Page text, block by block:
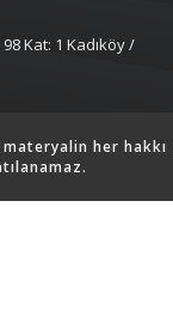
Kat: 1 Kadıköy /
her hakkı